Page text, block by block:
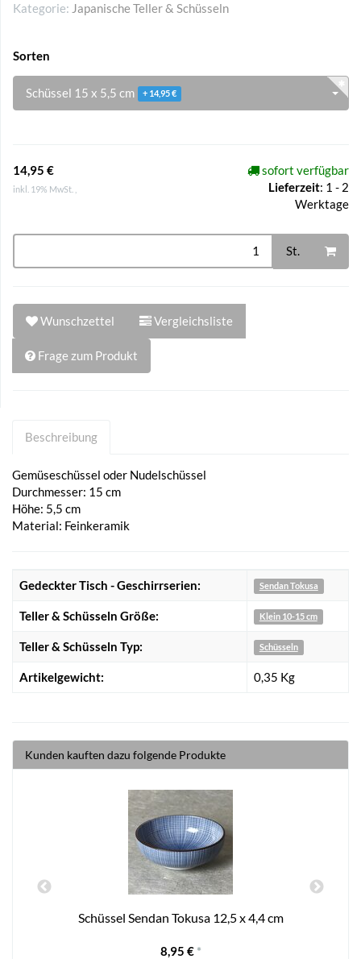
Kategorie: Japanische Teller & Schüsseln
Sorten
Schüssel 15 x 5,5 cm + 14,95 €
14,95 €
inkl. 19% MwSt. ,
sofort verfügbar
Lieferzeit: 1 - 2
Werktage
St.
Wunschzettel Vergleichsliste
Frage zum Produkt
Beschreibung
Gemüseschüssel oder Nudelschüssel
Durchmesser: 15 cm
Höhe: 5,5 cm
Material: Feinkeramik
Gedeckter Tisch - Geschirrserien: Sendan Tokusa
Teller & Schüsseln Größe: Klein 10-15 cm
Teller & Schüsseln Typ: Schüsseln
Artikelgewicht: 0,35 Kg
Kunden kauften dazu folgende Produkte
Schüssel Sendan Tokusa 12,5 x 4,4 cm
8,95 € *